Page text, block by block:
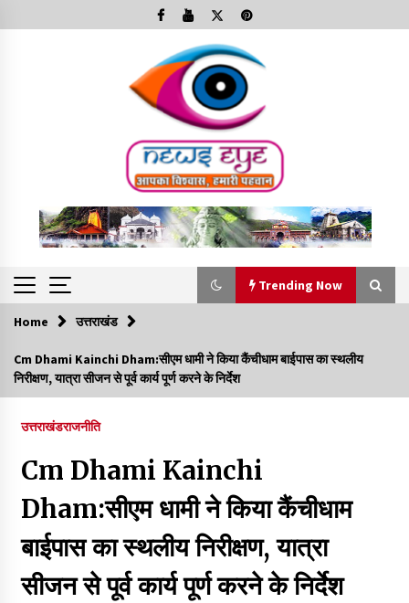
to
Trending Now
Trending Now
Minorities Rights Day : विश्व अल्पसंख्यक अधिकार दिवस
कार्यक्रम में शामिल हुए सीएम,आधुनिक मदरसों का नाम अब्दुल कलाम के नाम
Thought Of The Day 7 September
September 7, 2023
Thought Of The Day 6 September
September 6, 2023
Home उत्तराखंड
Cm Dhami Kainchi Dham:सीएम धामी ने किया कैंचीधाम बाईपास का स्थलीय
निरीक्षण, यात्रा सीजन से पूर्व कार्य पूर्ण करने के निर्देश
उत्तराखंडराजनीति
Cm Dhami Kainchi
Dham:सीएम धामी ने किया कैंचीधाम
बाईपास का स्थलीय निरीक्षण, यात्रा
सीजन से पूर्व कार्य पूर्ण करने के निर्देश